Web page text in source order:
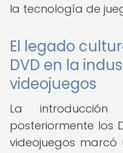
la tecnología de
El legado
DVD en la
videojuegos
La
posteriormente los
videojuegos marcó